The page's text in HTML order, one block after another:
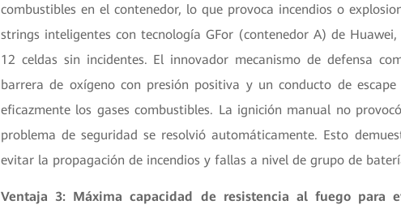
combustibles en el contenedor, lo que provoca incendios o
strings inteligentes con tecnología GFor (contenedor A) de
12 celdas sin incidentes. El innovador mecanismo de defensa
barrera de oxígeno con presión positiva y un conducto de
eficazmente los gases combustibles. La ignición manual no
problema de seguridad se resolvió automáticamente. Esto
evitar la propagación de incendios y fallas a nivel de grupo de
Ventaja 3: Máxima capacidad de resistencia al fuego para